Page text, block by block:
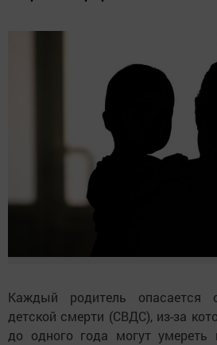
Каждый родитель опасается
детской смерти (СВДС), из-за
до одного года могут